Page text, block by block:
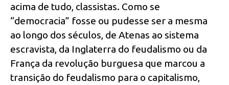
acima de tudo, classistas. Como se
“democracia” fosse ou pudesse ser a mesma
ao longo dos séculos, de Atenas ao sistema
escravista, da Inglaterra do feudalismo ou da
França da revolução burguesa que marcou a
transição do feudalismo para o capitalismo,